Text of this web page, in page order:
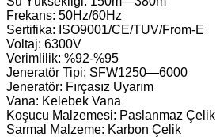
Frekans: 50Hz/60Hz
Sertifika: ISO9001/CE/TUV/From-E
Voltaj: 6300V
Verimlilik: %92-%95
Jeneratör Tipi: SFW1250—6000
Jeneratör: Fırçasız Uyarım
Vana: Kelebek Vana
Koşucu Malzemesi: Paslanmaz Çelik
Sarmal Malzeme: Karbon Çelik